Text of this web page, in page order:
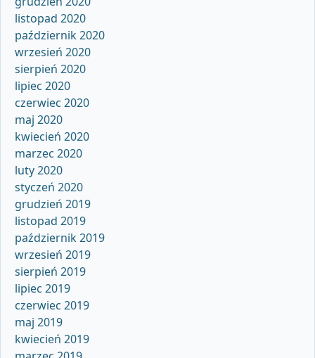
listopad 2020
październik 2020
wrzesień 2020
sierpień 2020
lipiec 2020
czerwiec 2020
maj 2020
kwiecień 2020
marzec 2020
luty 2020
styczeń 2020
grudzień 2019
listopad 2019
październik 2019
wrzesień 2019
sierpień 2019
lipiec 2019
czerwiec 2019
maj 2019
kwiecień 2019